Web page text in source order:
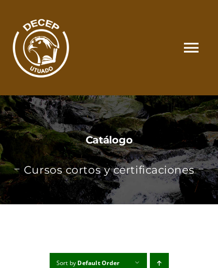
content
SOMOS
CATÁLOGO
MATRÍCULA Y PAGOS
CONTACTO
Catálogo
Cursos cortos y certificaciones
Sort by Default Order